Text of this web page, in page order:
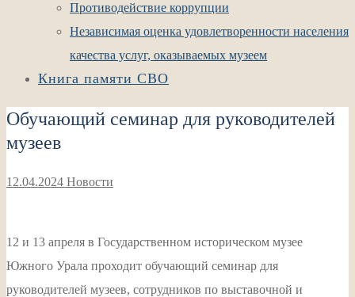
Противодействие коррупции
Независимая оценка удовлетворенности населения
качества услуг, оказываемых музеем
Книга памяти СВО
Обучающий семинар для руководителей
музеев
12.04.2024 Новости
12 и 13 апреля в Государственном историческом музее
Южного Урала проходит обучающий семинар для
руководителей музеев, сотрудников по выставочной и